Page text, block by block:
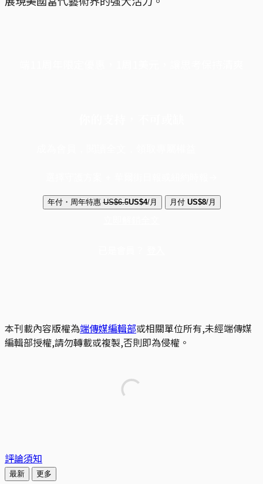
年付・周年特惠 US$6.5US$4/月 月付 US$8/月
本刊載內容版權為端傳媒編輯部或相關單位所有,未經端傳媒
編輯部授權,請勿轉載或複製,否則即為侵權。
評論須知
最新 更多